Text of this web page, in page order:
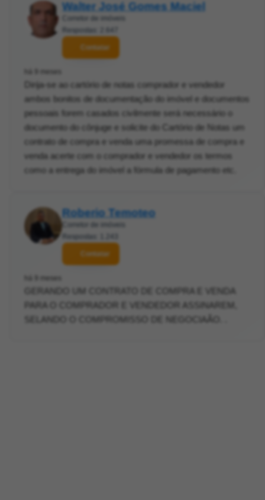
Walter José Gomes Maciel
Corretor de imóveis
Respostas: 2.647
Contatar
há 9 meses
Dirija-se ao cartório de notas comprador e vendedor
ambos bonitos de documentação do imóvel e documentos
pessoais forem casados civilmente será necessário o
documento do cônjuge e solicite do Cartório de Notas um
contrato de compra e venda uma promessa de compra e
venda acerte com o comprador e vendedor os termos
como a entrega do imóvel a fórmula de pagamento etc.
Roberio Temoteo
Corretor de imóveis
Respostas: 1.243
Contatar
há 9 meses
GERANDO UM CONTRATO DE COMPRA E VENDA
PARA O COMPRADOR E VENDEDOR ASSINAREM,
SELANDO O COMPROMISSO DE NEGOCIAÃO. .